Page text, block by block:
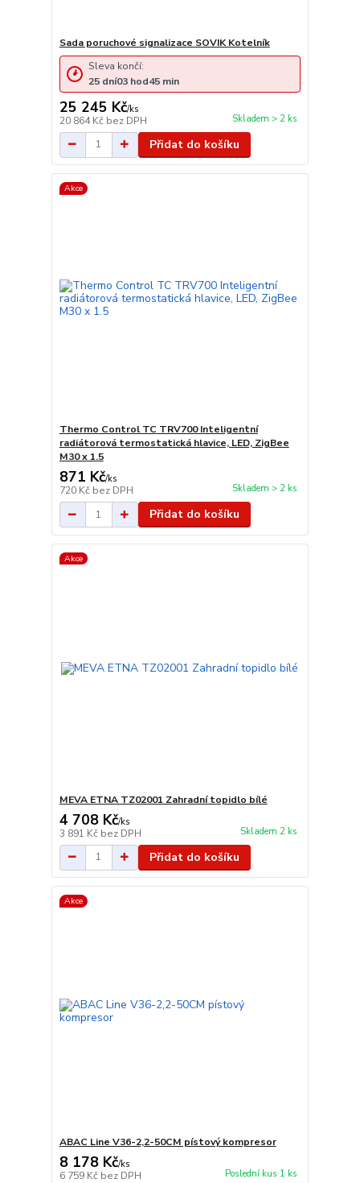
Sada poruchové signalizace SOVIK Kotelník
25 245 Kč/ks
20 864 Kč bez DPH Skladem > 2 ks
Sleva končí:
25 dní03 hod45 min
Přidat do košíku
Akce
Thermo Control TC TRV700 Inteligentní
radiátorová termostatická hlavice, LED, ZigBee
M30 x 1.5
871 Kč/ks
720 Kč bez DPH Skladem > 2 ks
Přidat do košíku
Akce
MEVA ETNA TZ02001 Zahradní topidlo bílé
4 708 Kč/ks
3 891 Kč bez DPH Skladem 2 ks
Přidat do košíku
Akce
ABAC Line V36-2,2-50CM pístový kompresor
8 178 Kč/ks
6 759 Kč bez DPH Poslední kus 1 ks